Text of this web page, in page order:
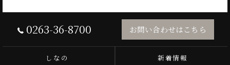
0263-36-8700 お問い合わせはこちら
しなの 新着情報